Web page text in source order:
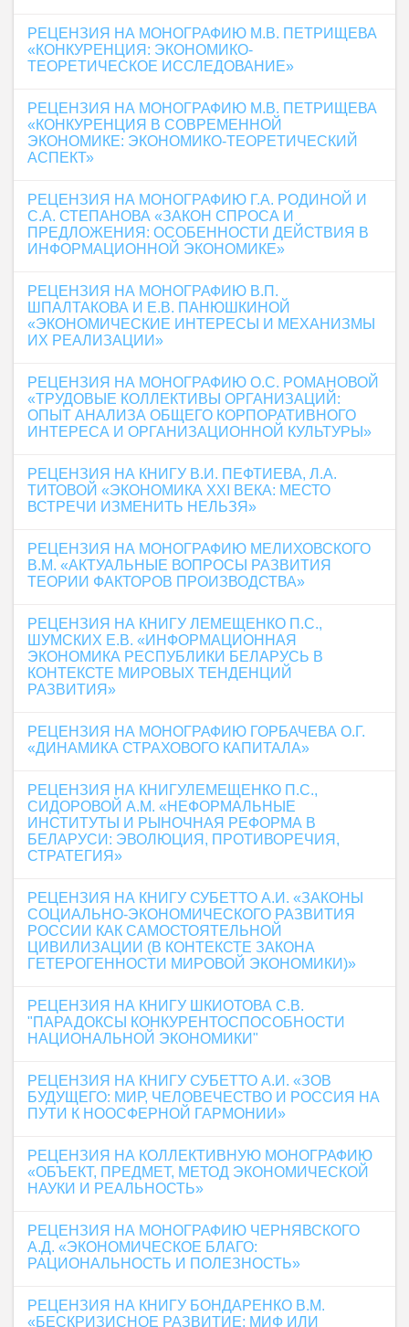
РЕЦЕНЗИЯ НА МОНОГРАФИЮ М.В. ПЕТРИЩЕВА
«КОНКУРЕНЦИЯ: ЭКОНОМИКО-
ТЕОРЕТИЧЕСКОЕ ИССЛЕДОВАНИЕ»
РЕЦЕНЗИЯ НА МОНОГРАФИЮ М.В. ПЕТРИЩЕВА
«КОНКУРЕНЦИЯ В СОВРЕМЕННОЙ
ЭКОНОМИКЕ: ЭКОНОМИКО-ТЕОРЕТИЧЕСКИЙ
АСПЕКТ»
РЕЦЕНЗИЯ НА МОНОГРАФИЮ Г.А. РОДИНОЙ И
С.А. СТЕПАНОВА «ЗАКОН СПРОСА И
ПРЕДЛОЖЕНИЯ: ОСОБЕННОСТИ ДЕЙСТВИЯ В
ИНФОРМАЦИОННОЙ ЭКОНОМИКЕ»
РЕЦЕНЗИЯ НА МОНОГРАФИЮ В.П.
ШПАЛТАКОВА И Е.В. ПАНЮШКИНОЙ
«ЭКОНОМИЧЕСКИЕ ИНТЕРЕСЫ И МЕХАНИЗМЫ
ИХ РЕАЛИЗАЦИИ»
РЕЦЕНЗИЯ НА МОНОГРАФИЮ О.С. РОМАНОВОЙ
«ТРУДОВЫЕ КОЛЛЕКТИВЫ ОРГАНИЗАЦИЙ:
ОПЫТ АНАЛИЗА ОБЩЕГО КОРПОРАТИВНОГО
ИНТЕРЕСА И ОРГАНИЗАЦИОННОЙ КУЛЬТУРЫ»
РЕЦЕНЗИЯ НА КНИГУ В.И. ПЕФТИЕВА, Л.А.
ТИТОВОЙ «ЭКОНОМИКА ХХI ВЕКА: МЕСТО
ВСТРЕЧИ ИЗМЕНИТЬ НЕЛЬЗЯ»
РЕЦЕНЗИЯ НА МОНОГРАФИЮ МЕЛИХОВСКОГО
В.М. «АКТУАЛЬНЫЕ ВОПРОСЫ РАЗВИТИЯ
ТЕОРИИ ФАКТОРОВ ПРОИЗВОДСТВА»
РЕЦЕНЗИЯ НА КНИГУ ЛЕМЕЩЕНКО П.С.,
ШУМСКИХ Е.В. «ИНФОРМАЦИОННАЯ
ЭКОНОМИКА РЕСПУБЛИКИ БЕЛАРУСЬ В
КОНТЕКСТЕ МИРОВЫХ ТЕНДЕНЦИЙ
РАЗВИТИЯ»
РЕЦЕНЗИЯ НА МОНОГРАФИЮ ГОРБАЧЕВА О.Г.
«ДИНАМИКА СТРАХОВОГО КАПИТАЛА»
РЕЦЕНЗИЯ НА КНИГУЛЕМЕЩЕНКО П.С.,
СИДОРОВОЙ А.М. «НЕФОРМАЛЬНЫЕ
ИНСТИТУТЫ И РЫНОЧНАЯ РЕФОРМА В
БЕЛАРУСИ: ЭВОЛЮЦИЯ, ПРОТИВОРЕЧИЯ,
СТРАТЕГИЯ»
РЕЦЕНЗИЯ НА КНИГУ СУБЕТТО А.И. «ЗАКОНЫ
СОЦИАЛЬНО-ЭКОНОМИЧЕСКОГО РАЗВИТИЯ
РОССИИ КАК САМОСТОЯТЕЛЬНОЙ
ЦИВИЛИЗАЦИИ (В КОНТЕКСТЕ ЗАКОНА
ГЕТЕРОГЕННОСТИ МИРОВОЙ ЭКОНОМИКИ)»
РЕЦЕНЗИЯ НА КНИГУ ШКИОТОВА С.В.
"ПАРАДОКСЫ КОНКУРЕНТОСПОСОБНОСТИ
НАЦИОНАЛЬНОЙ ЭКОНОМИКИ"
РЕЦЕНЗИЯ НА КНИГУ СУБЕТТО А.И. «ЗОВ
БУДУЩЕГО: МИР, ЧЕЛОВЕЧЕСТВО И РОССИЯ НА
ПУТИ К НООСФЕРНОЙ ГАРМОНИИ»
РЕЦЕНЗИЯ НА КОЛЛЕКТИВНУЮ МОНОГРАФИЮ
«ОБЪЕКТ, ПРЕДМЕТ, МЕТОД ЭКОНОМИЧЕСКОЙ
НАУКИ И РЕАЛЬНОСТЬ»
РЕЦЕНЗИЯ НА МОНОГРАФИЮ ЧЕРНЯВСКОГО
А.Д. «ЭКОНОМИЧЕСКОЕ БЛАГО:
РАЦИОНАЛЬНОСТЬ И ПОЛЕЗНОСТЬ»
РЕЦЕНЗИЯ НА КНИГУ БОНДАРЕНКО В.М.
«БЕСКРИЗИСНОЕ РАЗВИТИЕ: МИФ ИЛИ